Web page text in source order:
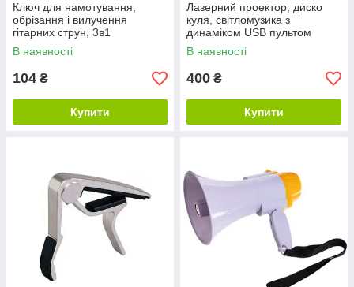
Ключ для намотування,
обрізання і вилучення
гітарних струн, 3в1
В наявності
104 ₴
Купити
Лазерний проектор, диско
куля, світломузика з
динаміком USB пультом
В наявності
400 ₴
Купити